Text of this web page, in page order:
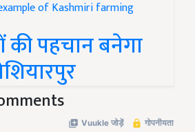
की पहचान बनेगा